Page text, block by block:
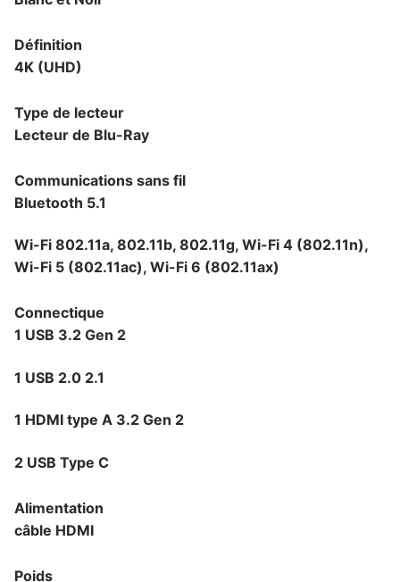
Définition
4K (UHD)
Type de lecteur
Lecteur de Blu-Ray
Communications sans fil
Bluetooth 5.1
Wi-Fi 802.11a, 802.11b, 802.11g, Wi-Fi 4 (802.11n),
Wi-Fi 5 (802.11ac), Wi-Fi 6 (802.11ax)
Connectique
1 USB 3.2 Gen 2
1 USB 2.0 2.1
1 HDMI type A 3.2 Gen 2
2 USB Type C
Alimentation
câble HDMI
Poids